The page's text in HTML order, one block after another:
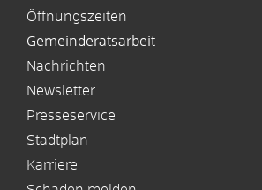
Öffnungszeiten
Gemeinderatsarbeit
Nachrichten
Newsletter
Presseservice
Stadtplan
Karriere